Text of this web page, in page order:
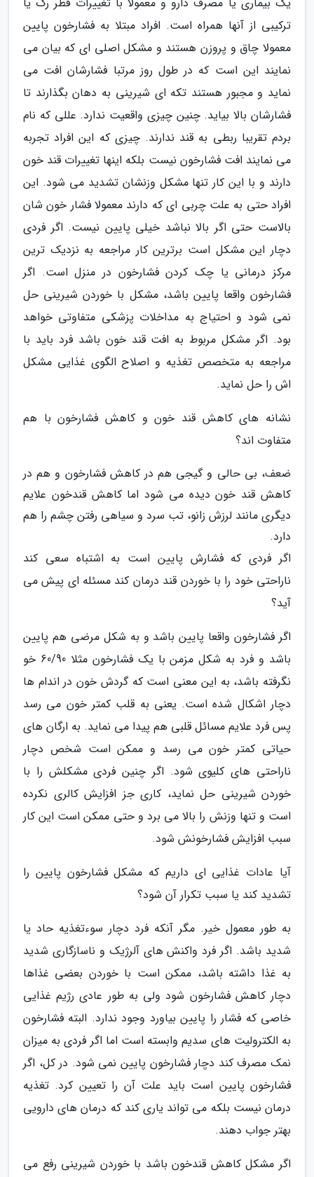
ترکیبی از آنها همراه است. افراد مبتلا به فشارخون پایین
معمولا چاق و پروزن هستند و مشکل اصلی ای که بیان می
نمایند این است که در طول روز مرتبا فشارشان افت می
نماید و مجبور هستند تکه ای شیرینی به دهان بگذارند تا
فشارشان بالا بیاید. چنین چیزی واقعیت ندارد. عللی که نام
بردم تقریبا ربطی به قند ندارند. چیزی که این افراد تجربه
می نمایند افت فشارخون نیست بلکه اینها تغییرات قند خون
دارند و با این کار تنها مشکل وزنشان تشدید می شود. این
افراد حتی به علت چربی ای که دارند معمولا فشار خون شان
بالاست حتی اگر بالا نباشد خیلی پایین نیست. اگر فردی
دچار این مشکل است برترین کار مراجعه به نزدیک ترین
مرکز درمانی یا چک کردن فشارخون در منزل است. اگر
فشارخون واقعا پایین باشد، مشکل با خوردن شیرینی حل
نمی شود و احتیاج به مداخلات پزشکی متفاوتی خواهد
بود. اگر مشکل مربوط به افت قند خون باشد فرد باید با
مراجعه به متخصص تغذیه و اصلاح الگوی غذایی مشکل
اش را حل نماید.
نشانه های کاهش قند خون و کاهش فشارخون با هم
متفاوت اند؟
ضعف، بی حالی و گیجی هم در کاهش فشارخون و هم در
کاهش قند خون دیده می شود اما کاهش قندخون علایم
دیگری مانند لرزش زانو، تب سرد و سیاهی رفتن چشم را هم
دارد.
اگر فردی که فشارش پایین است به اشتباه سعی کند
ناراحتی خود را با خوردن قند درمان کند مسئله ای پیش می
آید؟
اگر فشارخون واقعا پایین باشد و به شکل مرضی هم پایین
باشد و فرد به شکل مزمن با یک فشارخون مثلا 60/90 خو
نگرفته باشد، به این معنی است که گردش خون در اندام ها
دچار اشکال شده است. یعنی به قلب کمتر خون می رسد
پس فرد علایم مسائل قلبی هم پیدا می نماید. به ارگان های
حیاتی کمتر خون می رسد و ممکن است شخص دچار
ناراحتی های کلیوی شود. اگر چنین فردی مشکلش را با
خوردن شیرینی حل نماید، کاری جز افزایش کالری نکرده
است و تنها وزنش را بالا می برد و حتی ممکن است این کار
سبب افزایش فشارخونش شود.
آیا عادات غذایی ای داریم که مشکل فشارخون پایین را
تشدید کند یا سبب تکرار آن شود؟
به طور معمول خیر. مگر آنکه فرد دچار سوءتغذیه حاد یا
شدید باشد. اگر فرد واکنش های آلرژیک و ناسازگاری شدید
به غذا داشته باشد، ممکن است با خوردن بعضی غذاها
دچار کاهش فشارخون شود ولی به طور عادی رژیم غذایی
خاصی که فشار را پایین بیاورد وجود ندارد. البته فشارخون
به الکترولیت های سدیم وابسته است اما اگر فردی به میزان
نمک مصرف کند دچار فشارخون پایین نمی شود. در کل، اگر
فشارخون پایین است باید علت آن را تعیین کرد. تغذیه
درمان نیست بلکه می تواند یاری کند که درمان های دارویی
بهتر جواب دهند.
اگر مشکل کاهش قندخون باشد با خوردن شیرینی رفع می